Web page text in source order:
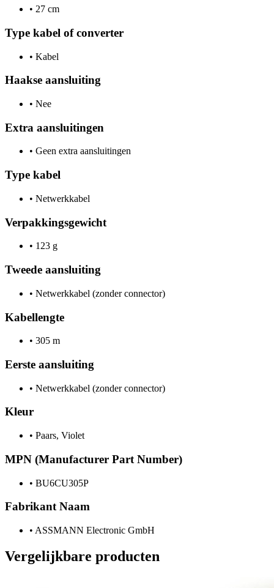
• 27 cm
Type kabel of converter
• Kabel
Haakse aansluiting
• Nee
Extra aansluitingen
• Geen extra aansluitingen
Type kabel
• Netwerkkabel
Verpakkingsgewicht
• 123 g
Tweede aansluiting
• Netwerkkabel (zonder connector)
Kabellengte
• 305 m
Eerste aansluiting
• Netwerkkabel (zonder connector)
Kleur
• Paars, Violet
MPN (Manufacturer Part Number)
• BU6CU305P
Fabrikant Naam
• ASSMANN Electronic GmbH
Vergelijkbare producten